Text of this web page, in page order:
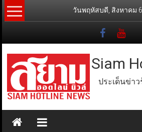
Skip
to
วันพฤหัสบดี, สิงหาคม
Siam
ประเด็นข่า